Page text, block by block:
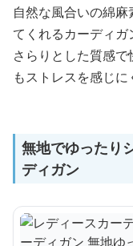
自然な風合いの綿
てくれるカーディガ
さらりとした質感
もストレスを感じに
無地でゆったり
ディガン